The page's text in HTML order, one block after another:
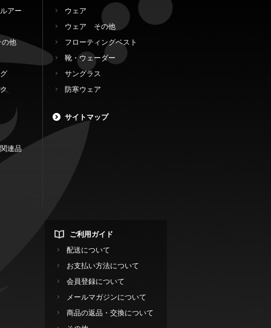
アー
の他
連品
ウェア
ウェア その他
フローティングベスト
靴・ウェーダー
サングラス
防寒ウェア
サイトマップ
ご利用ガイド
配送について
お支払い方法について
会員登録について
メールマガジンについて
商品の返品・交換について